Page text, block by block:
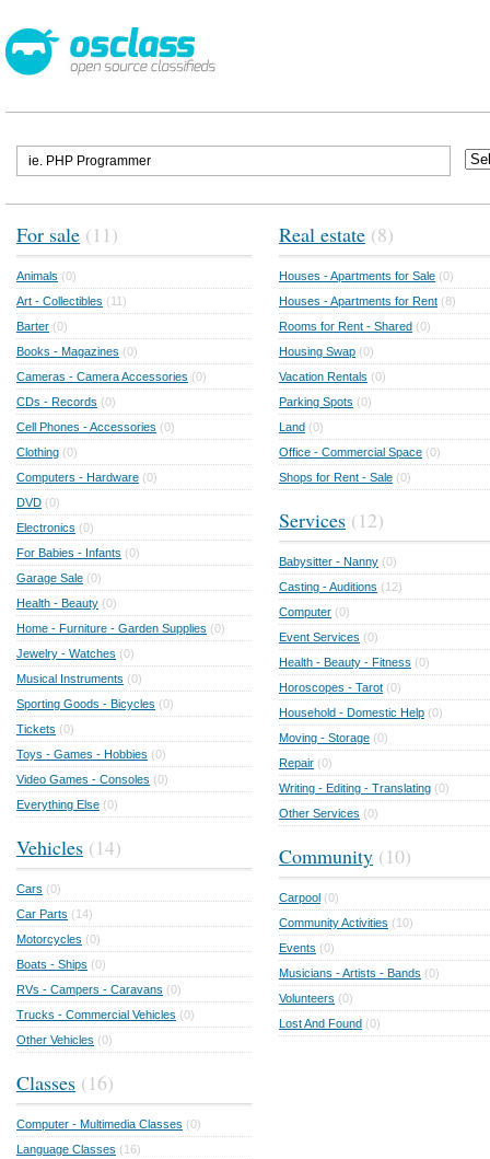
For sale (11)
Animals (0)
Art - Collectibles (11)
Barter (0)
Books - Magazines (0)
Cameras - Camera Accessories (0)
CDs - Records (0)
Cell Phones - Accessories (0)
Clothing (0)
Computers - Hardware (0)
DVD (0)
Electronics (0)
For Babies - Infants (0)
Garage Sale (0)
Health - Beauty (0)
Home - Furniture - Garden Supplies (0)
Jewelry - Watches (0)
Musical Instruments (0)
Sporting Goods - Bicycles (0)
Tickets (0)
Toys - Games - Hobbies (0)
Video Games - Consoles (0)
Everything Else (0)
Vehicles (14)
Cars (0)
Car Parts (14)
Motorcycles (0)
Boats - Ships (0)
RVs - Campers - Caravans (0)
Trucks - Commercial Vehicles (0)
Other Vehicles (0)
Classes (16)
Computer - Multimedia Classes (0)
Language Classes (16)
Real estate (8)
Houses - Apartments for Sale (0)
Houses - Apartments for Rent (8)
Rooms for Rent - Shared (0)
Housing Swap (0)
Vacation Rentals (0)
Parking Spots (0)
Land (0)
Office - Commercial Space (0)
Shops for Rent - Sale (0)
Services (12)
Babysitter - Nanny (0)
Casting - Auditions (12)
Computer (0)
Event Services (0)
Health - Beauty - Fitness (0)
Horoscopes - Tarot (0)
Household - Domestic Help (0)
Moving - Storage (0)
Repair (0)
Writing - Editing - Translating (0)
Other Services (0)
Community (10)
Carpool (0)
Community Activities (10)
Events (0)
Musicians - Artists - Bands (0)
Volunteers (0)
Lost And Found (0)